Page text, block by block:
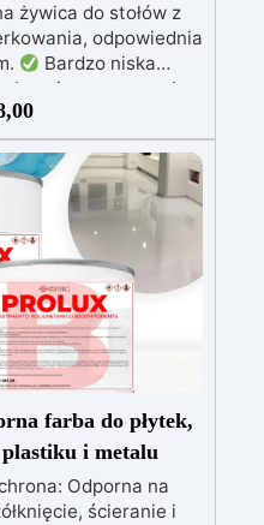
żywica do stołów z
odpowiednia
Bardzo niska
bezpieczną pracę bez
na zarysowania i
UV i wysokiej jakości
lepkość, eliminująca
gładkie
i nietoksyczna,
certyfikowana do
ze skórą.
farba do płytek,
i metalu
Odporna na
ścieranie i